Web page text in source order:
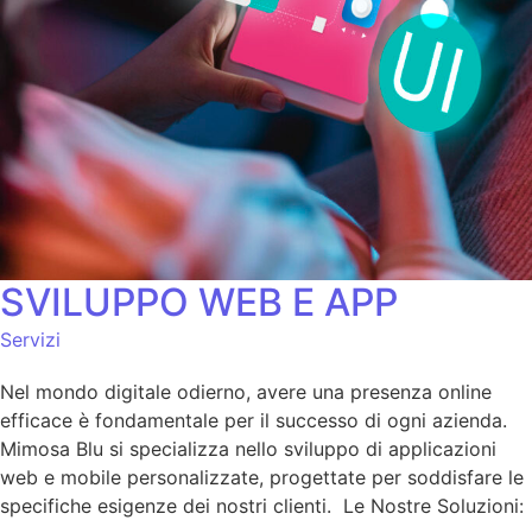
SVILUPPO WEB E APP
Servizi
Nel mondo digitale odierno, avere una presenza online
efficace è fondamentale per il successo di ogni azienda.
Mimosa Blu si specializza nello sviluppo di applicazioni
web e mobile personalizzate, progettate per soddisfare le
specifiche esigenze dei nostri clienti. Le Nostre Soluzioni: